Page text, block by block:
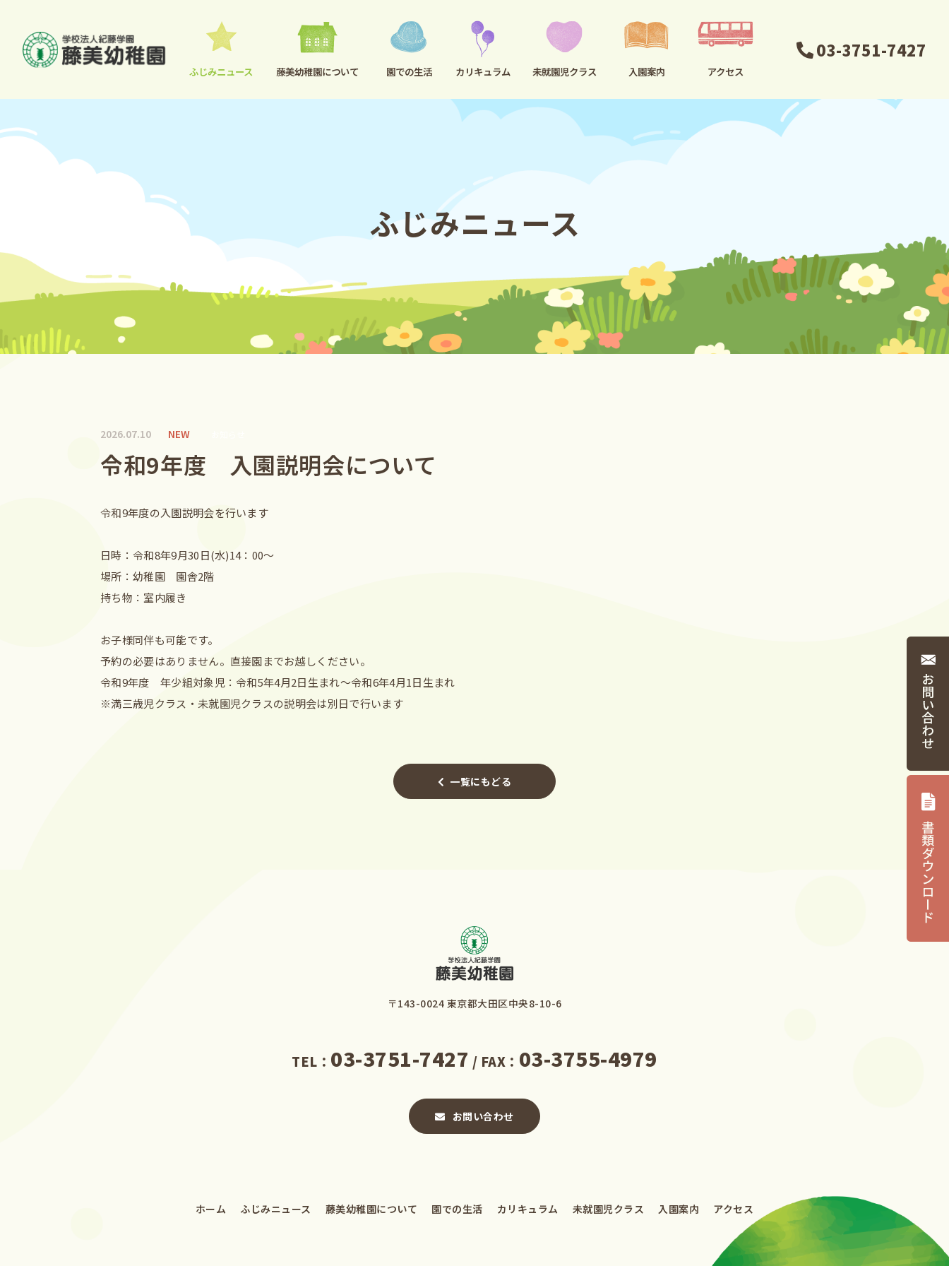
ふじみニュース 藤美幼稚園について 園での生活 カリキュラム 未就園児クラス 入園案内 アクセス
03-3751-7427
ふじみニュース
2026.07.10 NEW
令和9年度 入園説明会について
令和9年度の入園説明会を行います
日時：令和8年9月30日(水)14：00～
場所：幼稚園 園舎2階
持ち物：室内履き
お子様同伴も可能です。
予約の必要はありません。直接園までお越しください。
令和9年度 年少組対象児：令和5年4月2日生まれ～令和6年4月1日生まれ
※満三歳児クラス・未就園児クラスの説明会は別日で行います
一覧にもどる
〒143-0024 東京都大田区中央8-10-6
TEL： 03-3751-7427 / FAX： 03-3755-4979
お問い合わせ
ホーム ふじみニュース 藤美幼稚園について 園での生活 カリキュラム 未就園児クラス 入園案内 アクセス